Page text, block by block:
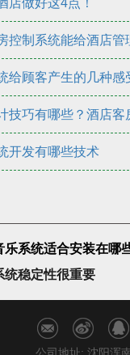
店做好这4点！
控制系统能给酒店管
给顾客产生的几种感
开发有哪些技术
乐系统适合安装在哪
统稳定性很重要